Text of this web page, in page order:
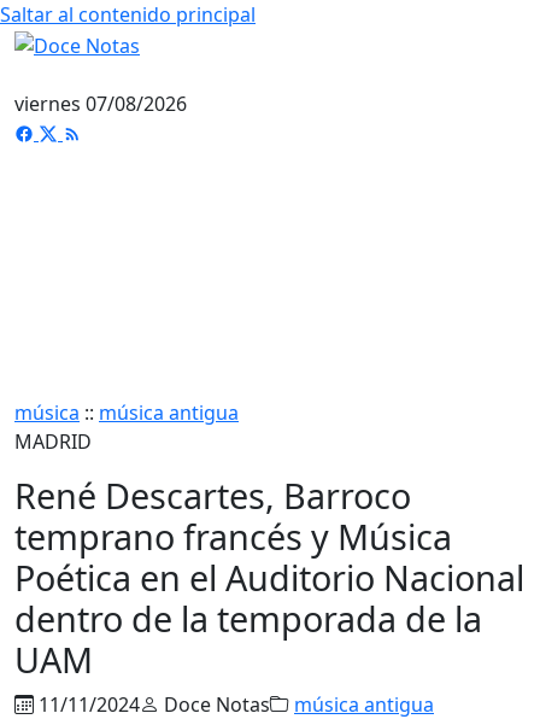
Saltar al contenido principal
viernes 07/08/2026
música :: música antigua
MADRID
René Descartes, Barroco
temprano francés y Música
Poética en el Auditorio Nacional
dentro de la temporada de la
UAM
11/11/2024 Doce Notas música antigua